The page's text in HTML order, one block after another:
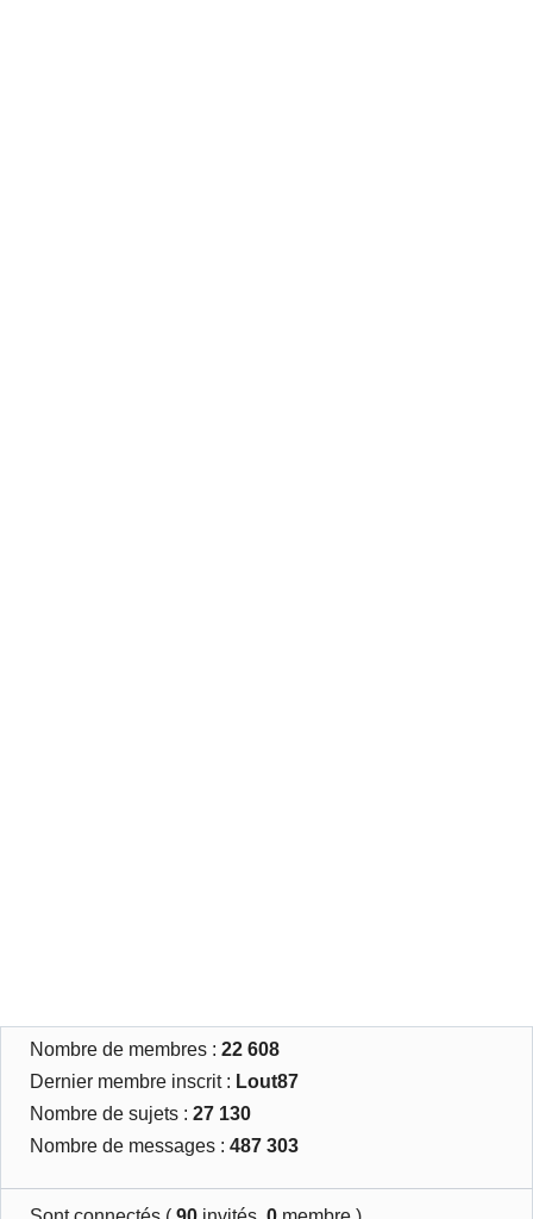
Nombre de membres :22 608
Dernier membre inscrit : Lout87
Nombre de sujets :27 130
Nombre de messages :487 303